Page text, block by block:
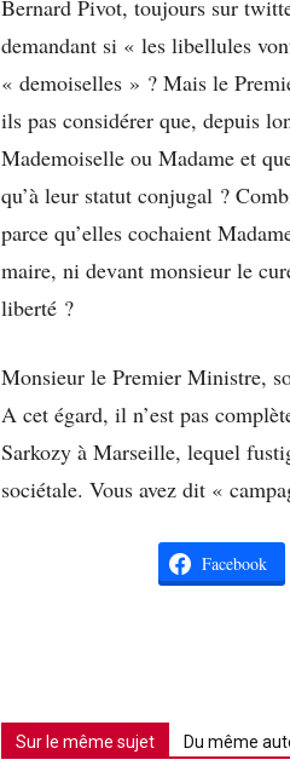
Bernard Pivot, toujours sur
demandant si « les libellules
« demoiselles » ? Mais le
ils pas considérer que, depuis
Mademoiselle ou Madame et
qu’à leur statut conjugal ?
parce qu’elles cochaient
maire, ni devant monsieur le
liberté ?
Monsieur le Premier Ministre,
A cet égard, il n’est pas
Sarkozy à Marseille, lequel
sociétale. Vous avez dit «
Facebook
Sur le même sujet Du même